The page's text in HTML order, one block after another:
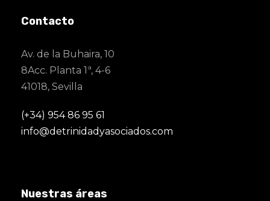
Contacto
Av. de la Buhaira, 10
8Acc. Planta 1ª, 4-6
41018, Sevilla
(+34) 954 86 95 61
info@detrinidadyasociados.com
Nuestras áreas